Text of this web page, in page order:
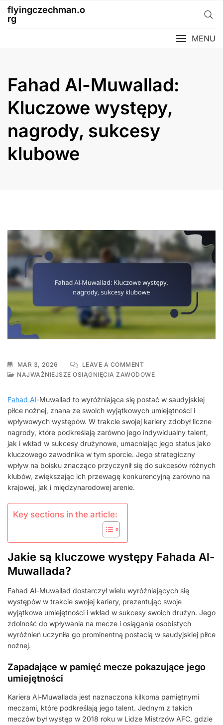
Skip
content
flyingczechman.o
rg
MENU
Fahad Al-Muwallad:
Kluczowe występy,
nagrody, sukcesy
klubowe
MAR 3, 2026 LEAVE A COMMENTON
FAHAD
KLUCZOWE
WYSTĘPY,
NAGRODY,
SUKCESY
KLUBOWE
NAJWAŻNIEJSZE OSIĄGNIĘCIA ZAWODOWE
Fahad Al-Muwallad to wyróżniająca się postać w saudyjskiej
piłce nożnej, znana ze swoich wyjątkowych umiejętności i
wpływowych występów. W trakcie swojej kariery zdobył liczne
nagrody, które podkreślają zarówno jego indywidualny talent,
jak i wkład w sukcesy drużynowe, umacniając jego status jako
kluczowego zawodnika w tym sporcie. Jego strategiczny
wpływ na boisku znacząco przyczynił się do sukcesów różnych
klubów, zwiększając ich przewagę konkurencyjną zarówno na
krajowej, jak i międzynarodowej arenie.
Key sections in the article:
Jakie są kluczowe występy Fahada Al-
Muwallada?
Fahad Al-Muwallad dostarczył wielu wyróżniających się
występów w trakcie swojej kariery, prezentując swoje
wyjątkowe umiejętności i wkład w sukcesy swoich drużyn. Jego
zdolność do wpływania na mecze i osiągania osobistych
wyróżnień uczyniła go prominentną postacią w saudyjskiej piłce
nożnej.
Zapadające w pamięć mecze pokazujące jego
umiejętności
Kariera Al-Muwallada jest naznaczona kilkoma pamiętnymi
meczami, które podkreślają jego talent. Jednym z takich
meczów był występ w 2018 roku w Lidze Mistrzów AFC, gdzie